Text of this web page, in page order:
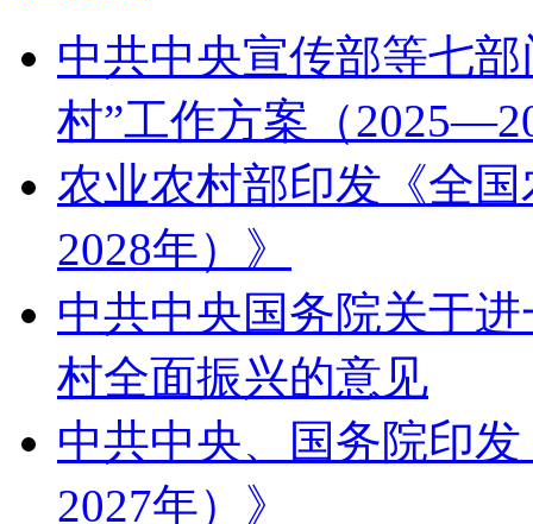
中共中央宣传部等七
村”工作方案（
农业农村部印发《全
2028年）》
中共中央国务院关于
村全面振兴的意见
中共中央、国务院印
2027年）》